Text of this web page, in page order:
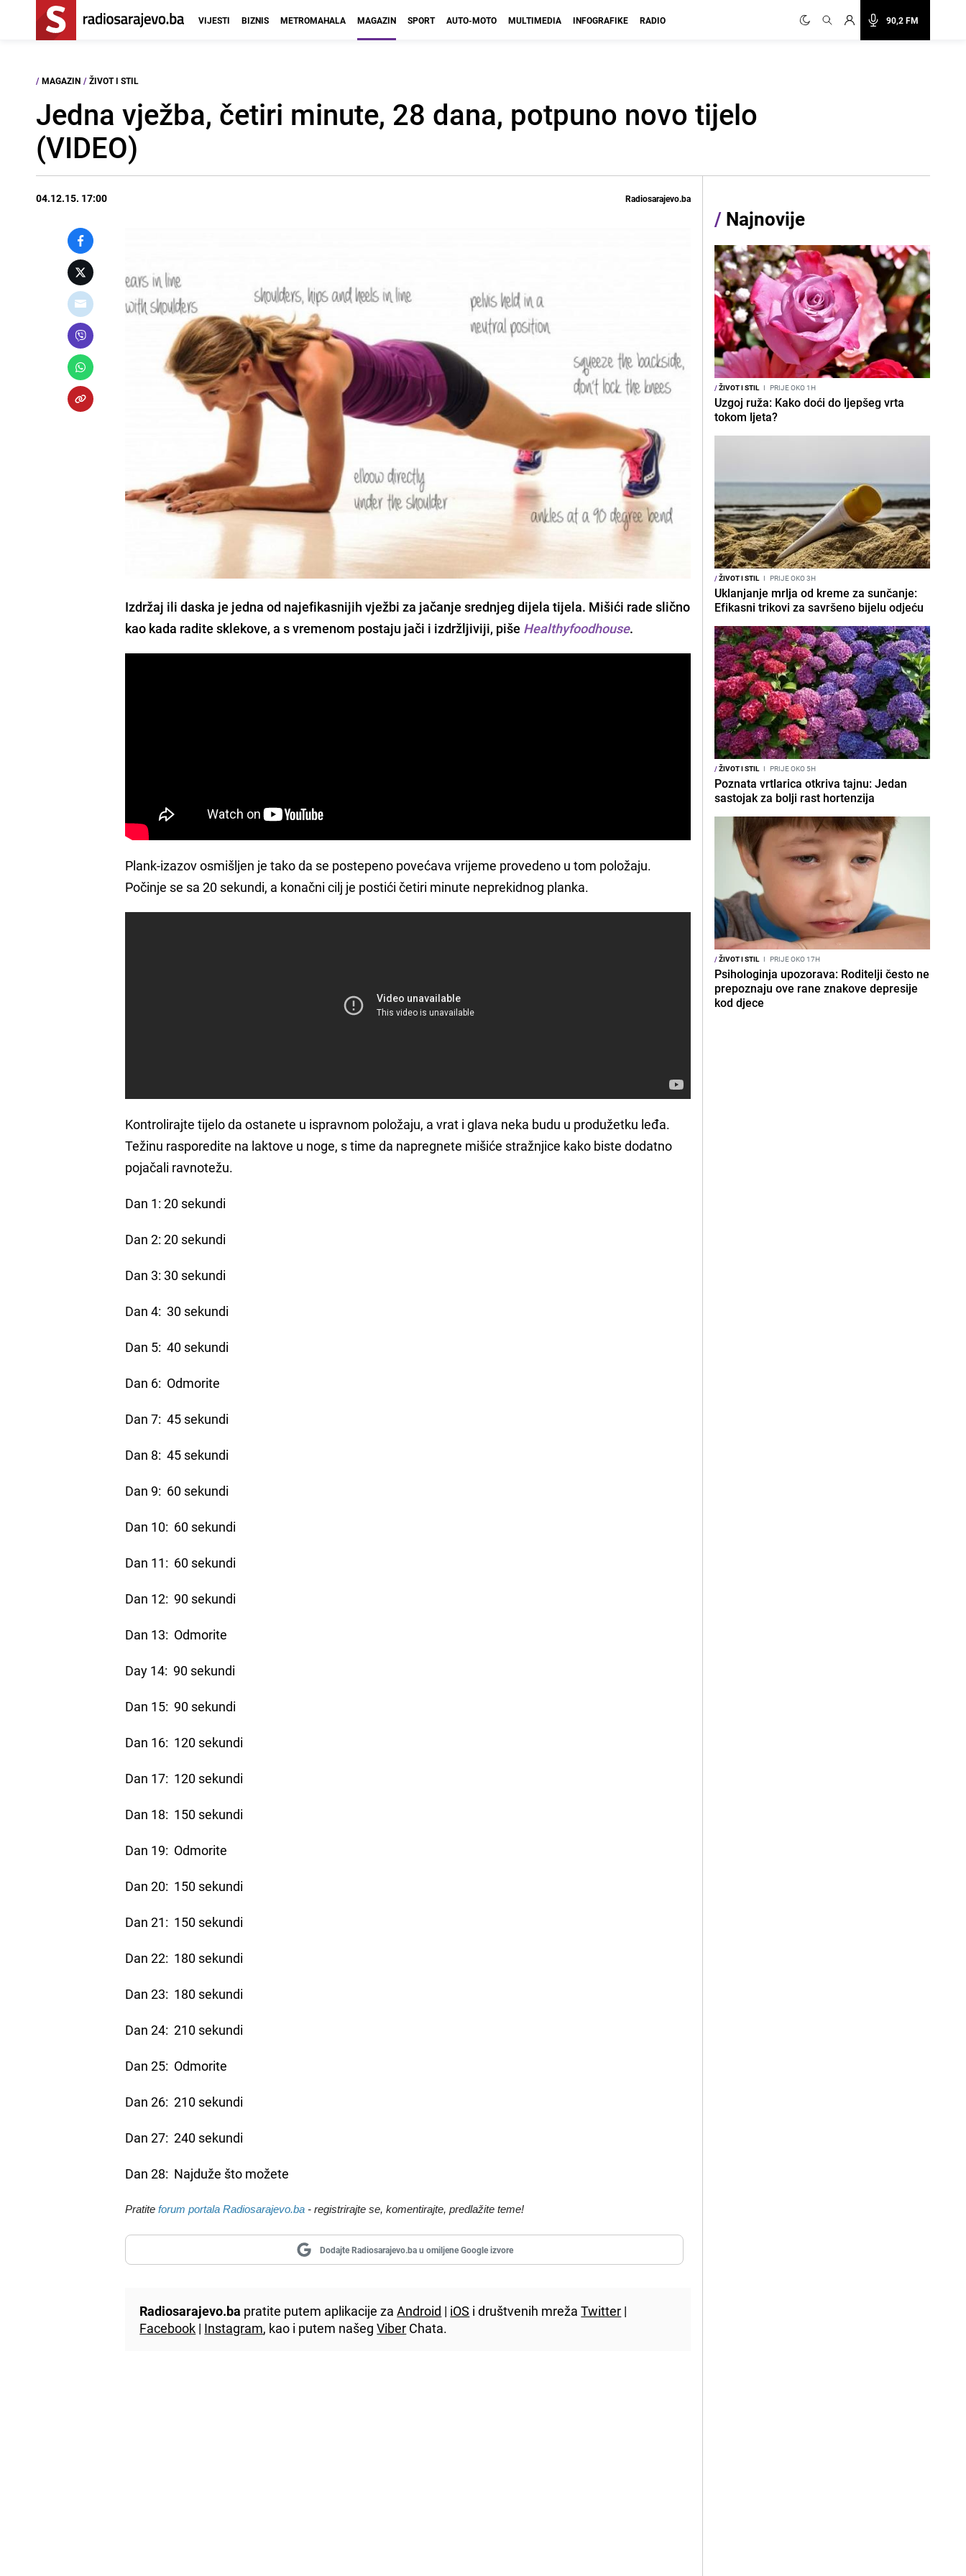
90,2 FM
VIJESTI BIZNIS METROMAHALA MAGAZIN SPORT AUTO-MOTO MULTIMEDIA INFOGRAFIKE RADIO
/ MAGAZIN / ŽIVOT I STIL
Jedna vježba, četiri minute, 28 dana, potpuno novo tijelo
(VIDEO)
04.12.15. 17:00 Radiosarajevo.ba
Izdržaj ili daska je jedna od najefikasnijih vježbi za jačanje srednjeg dijela tijela. Mišići rade slično
kao kada radite sklekove, a s vremenom postaju jači i izdržljiviji, piše Healthyfoodhouse.
Plank-izazov osmišljen je tako da se postepeno povećava vrijeme provedeno u tom položaju.
Počinje se sa 20 sekundi, a konačni cilj je postići četiri minute neprekidnog planka.
Kontrolirajte tijelo da ostanete u ispravnom položaju, a vrat i glava neka budu u produžetku leđa.
Težinu rasporedite na laktove u noge, s time da napregnete mišiće stražnjice kako biste dodatno
pojačali ravnotežu.
Dan 1: 20 sekundi
Dan 2: 20 sekundi
Dan 3: 30 sekundi
Dan 4: 30 sekundi
Dan 5: 40 sekundi
Dan 6: Odmorite
Dan 7: 45 sekundi
Dan 8: 45 sekundi
Dan 9: 60 sekundi
Dan 10: 60 sekundi
Dan 11: 60 sekundi
Dan 12: 90 sekundi
Dan 13: Odmorite
Day 14: 90 sekundi
Dan 15: 90 sekundi
Dan 16: 120 sekundi
Dan 17: 120 sekundi
Dan 18: 150 sekundi
Dan 19: Odmorite
Dan 20: 150 sekundi
Dan 21: 150 sekundi
Dan 22: 180 sekundi
Dan 23: 180 sekundi
Dan 24: 210 sekundi
Dan 25: Odmorite
Dan 26: 210 sekundi
Dan 27: 240 sekundi
Dan 28: Najduže što možete
Pratiteforum portala Radiosarajevo.ba - registrirajte se, komentirajte, predlažite teme!
Dodajte Radiosarajevo.ba u omiljene Google izvore
Radiosarajevo.ba pratite putem aplikacije zaAndroid | iOS i društvenih mrežaTwitter |
Facebook | Instagram, kao i putem našegViber Chata.
/ Najnovije
/ŽIVOT I STIL I PRIJE OKO 1H
Uzgoj ruža: Kako doći do ljepšeg vrta
tokom ljeta?
/ŽIVOT I STIL I PRIJE OKO 3H
Uklanjanje mrlja od kreme za sunčanje:
Efikasni trikovi za savršeno bijelu odjeću
/ŽIVOT I STIL I PRIJE OKO 5H
Poznata vrtlarica otkriva tajnu: Jedan
sastojak za bolji rast hortenzija
/ŽIVOT I STIL I PRIJE OKO 17H
Psihologinja upozorava: Roditelji često ne
prepoznaju ove rane znakove depresije
kod djece